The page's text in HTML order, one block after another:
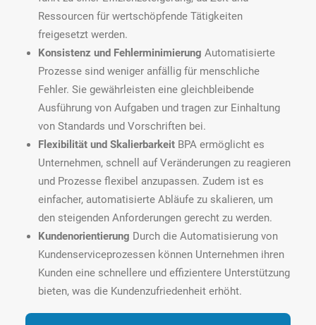
Ressourcen für wertschöpfende Tätigkeiten
freigesetzt werden.
Konsistenz und Fehlerminimierung Automatisierte
Prozesse sind weniger anfällig für menschliche
Fehler. Sie gewährleisten eine gleichbleibende
Ausführung von Aufgaben und tragen zur Einhaltung
von Standards und Vorschriften bei.
Flexibilität und Skalierbarkeit BPA ermöglicht es
Unternehmen, schnell auf Veränderungen zu reagieren
und Prozesse flexibel anzupassen. Zudem ist es
einfacher, automatisierte Abläufe zu skalieren, um
den steigenden Anforderungen gerecht zu werden.
Kundenorientierung Durch die Automatisierung von
Kundenserviceprozessen können Unternehmen ihren
Kunden eine schnellere und effizientere Unterstützung
bieten, was die Kundenzufriedenheit erhöht.